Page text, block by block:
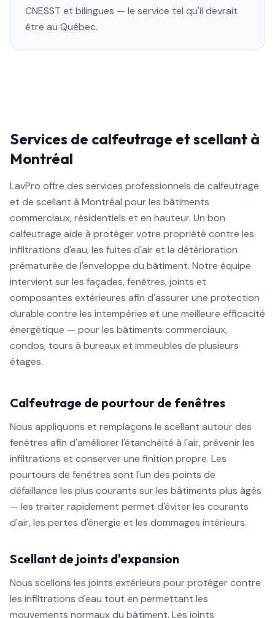
CNESST et bilingues — le service tel qu'il devrait
être au Québec.
Services de calfeutrage et scellant à
Montréal
LavPro offre des services professionnels de calfeutrage
et de scellant à Montréal pour les bâtiments
commerciaux, résidentiels et en hauteur. Un bon
calfeutrage aide à protéger votre propriété contre les
infiltrations d'eau, les fuites d'air et la détérioration
prématurée de l'enveloppe du bâtiment. Notre équipe
intervient sur les façades, fenêtres, joints et
composantes extérieures afin d'assurer une protection
durable contre les intempéries et une meilleure efficacité
énergétique — pour les bâtiments commerciaux,
condos, tours à bureaux et immeubles de plusieurs
étages.
Calfeutrage de pourtour de fenêtres
Nous appliquons et remplaçons le scellant autour des
fenêtres afin d'améliorer l'étanchéité à l'air, prévenir les
infiltrations et conserver une finition propre. Les
pourtours de fenêtres sont l'un des points de
défaillance les plus courants sur les bâtiments plus âgés
— les traiter rapidement permet d'éviter les courants
d'air, les pertes d'énergie et les dommages intérieurs.
Scellant de joints d'expansion
Nous scellons les joints extérieurs pour protéger contre
les infiltrations d'eau tout en permettant les
mouvements normaux du bâtiment. Les joints